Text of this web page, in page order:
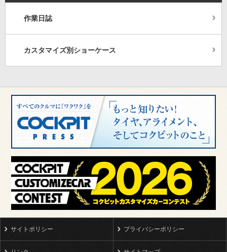
作業日誌
カスタマイズ別ショーケース
サイトポリシー プライバシーポリシー